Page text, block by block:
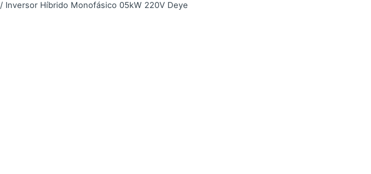
/ Inversor Híbrido Monofásico 05kW 220V Deye